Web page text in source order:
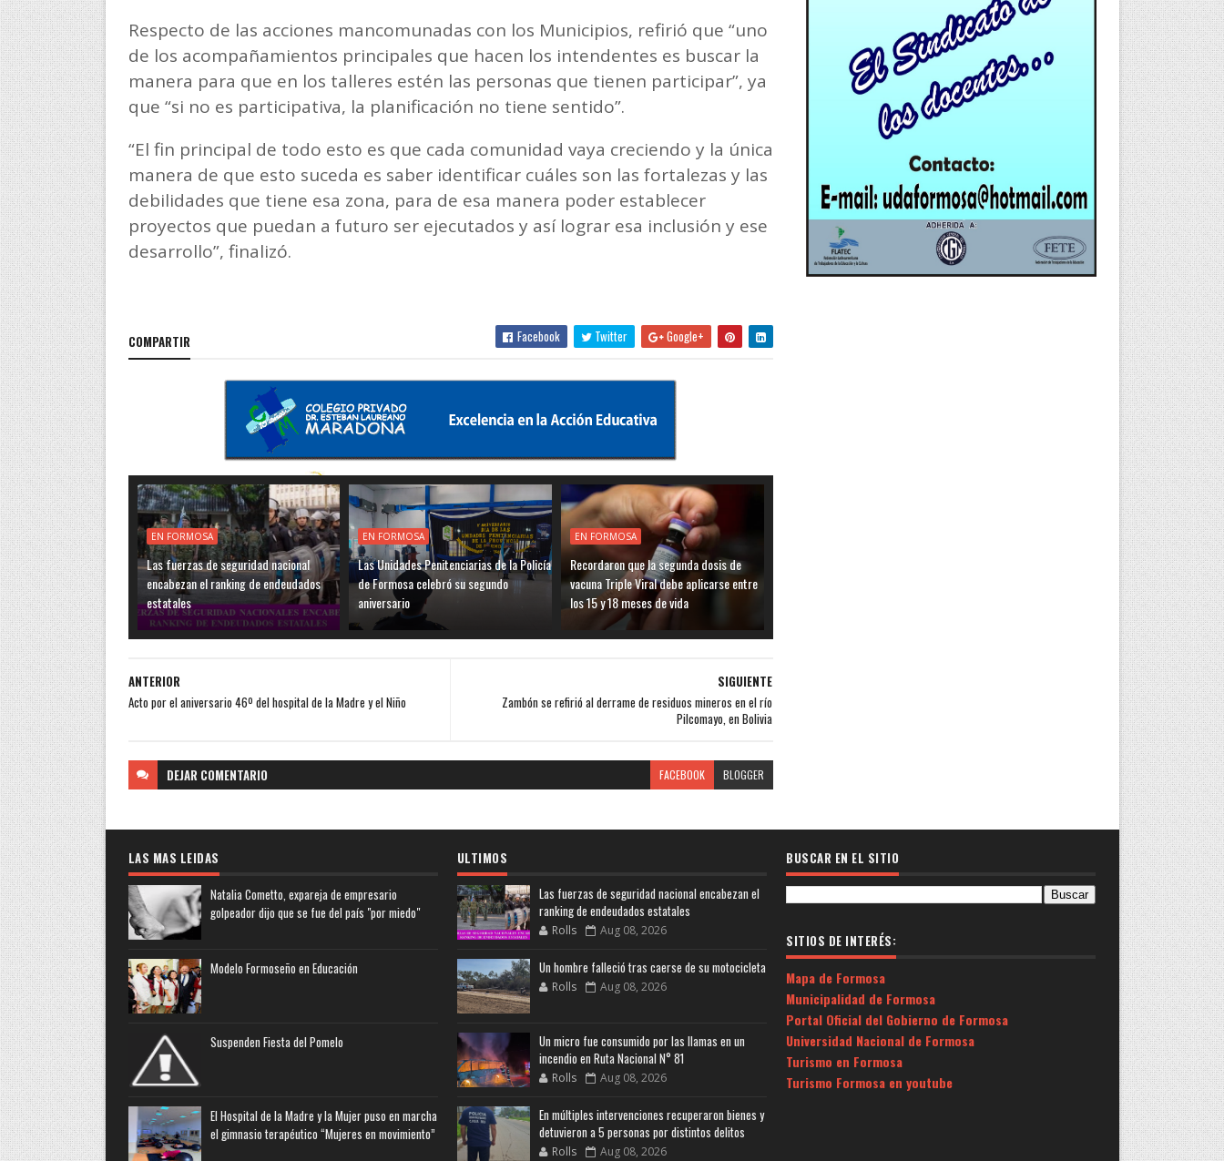
Respecto de las acciones mancomunadas con los Municipios, refirió que “uno
de los acompañamientos principales que hacen los intendentes es buscar la
manera para que en los talleres estén las personas que tienen participar”, ya
que “si no es participativa, la planificación no tiene sentido”.
“El fin principal de todo esto es que cada comunidad vaya creciendo y la única
manera de que esto suceda es saber identificar cuáles son las fortalezas y las
debilidades que tiene esa zona, para de esa manera poder establecer
proyectos que puedan a futuro ser ejecutados y así lograr esa inclusión y ese
desarrollo”, finalizó.
COMPARTIR Facebook Twitter Google+
EN FORMOSA
Las fuerzas de seguridad nacional
encabezan el ranking de endeudados
estatales
EN FORMOSA
Las Unidades Penitenciarias de la Policía
de Formosa celebró su segundo
aniversario
EN FORMOSA
Recordaron que la segunda dosis de
vacuna Triple Viral debe aplicarse entre
los 15 y 18 meses de vida
SIGUIENTE
Zambón se refirió al derrame de residuos mineros en el río
Pilcomayo, en Bolivia
ANTERIOR
Acto por el aniversario 46º del hospital de la Madre y el Niño
DEJAR COMENTARIO FACEBOOK BLOGGER
LAS MAS LEIDAS
Natalia Cometto, expareja de empresario
golpeador dijo que se fue del país "por miedo"
Modelo Formoseño en Educación
Suspenden Fiesta del Pomelo
El Hospital de la Madre y la Mujer puso en marcha
el gimnasio terapéutico “Mujeres en movimiento”
ULTIMOS
Las fuerzas de seguridad nacional encabezan el
ranking de endeudados estatales
Rolls Aug 08, 2026
Un hombre falleció tras caerse de su motocicleta
Rolls Aug 08, 2026
Un micro fue consumido por las llamas en un
incendio en Ruta Nacional N° 81
Rolls Aug 08, 2026
En múltiples intervenciones recuperaron bienes y
detuvieron a 5 personas por distintos delitos
Rolls Aug 08, 2026
BUSCAR EN EL SITIO
SITIOS DE INTERÉS:
Mapa de Formosa
Municipalidad de Formosa
Portal Oficial del Gobierno de Formosa
Universidad Nacional de Formosa
Turismo en Formosa
Turismo Formosa en youtube